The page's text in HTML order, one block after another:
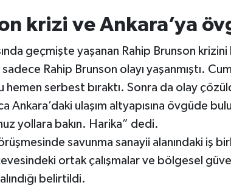
krizi ve Ankara’ya
geçmişte yaşanan Rahip Brunson
Rahip Brunson olayı yaşanmıştı.
hemen serbest bıraktı. Sonra da olay
Ankara’daki ulaşım altyapısına övgüde
yollara bakın. Harika” dedi.
savunma sanayii alanındaki iş
ortak çalışmalar ve bölgesel
belirtildi.